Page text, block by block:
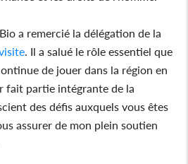
a remercié la délégation de la
. Il a salué le rôle essentiel que
de jouer dans la région en
fait partie intégrante de la
des défis auxquels vous êtes
assurer de mon plein soutien